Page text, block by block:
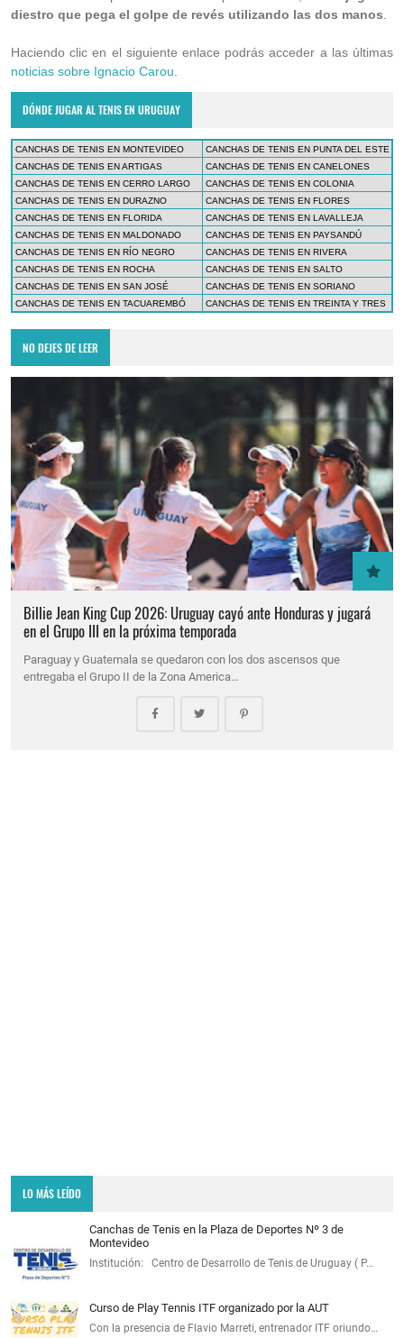
diestro que pega el golpe de revés utilizando las dos manos
Haciendo clic en el siguiente enlace podrás acceder a las últimas
noticias sobre Ignacio Carou
DÓNDE JUGAR AL TENIS EN URUGUAY
CANCHAS DE TENIS EN MONTEVIDEO
CANCHAS DE TENIS EN PUNTA DEL ESTE
CANCHAS DE TENIS EN ARTIGAS
CANCHAS DE TENIS EN CANELONES
CANCHAS DE TENIS EN CERRO LARGO
CANCHAS DE TENIS EN COLONIA
CANCHAS DE TENIS EN DURAZNO
CANCHAS DE TENIS EN FLORES
CANCHAS DE TENIS EN FLORIDA
CANCHAS DE TENIS EN LAVALLEJA
CANCHAS DE TENIS EN MALDONADO
CANCHAS DE TENIS EN PAYSANDÚ
CANCHAS DE TENIS EN RÍO NEGRO
CANCHAS DE TENIS EN RIVERA
CANCHAS DE TENIS EN ROCHA
CANCHAS DE TENIS EN SALTO
CANCHAS DE TENIS EN SAN JOSÉ
CANCHAS DE TENIS EN SORIANO
CANCHAS DE TENIS EN TACUAREMBÓ
CANCHAS DE TENIS EN TREINTA Y TRES
NO DEJES DE LEER
Billie Jean King Cup 2026: Uruguay cayó ante Honduras y jugará
en el Grupo III en la próxima temporada
Paraguay y Guatemala se quedaron con los dos ascensos que
entregaba el Grupo II de la Zona America…
LO MÁS LEÍDO
Canchas de Tenis en la Plaza de Deportes Nº 3 de
Montevideo
Institución: Centro de Desarrollo de Tenis de Uruguay ( P…
Curso de Play Tennis ITF organizado por la AUT
Con la presencia de Flavio Marreti, entrenador ITF oriundo…